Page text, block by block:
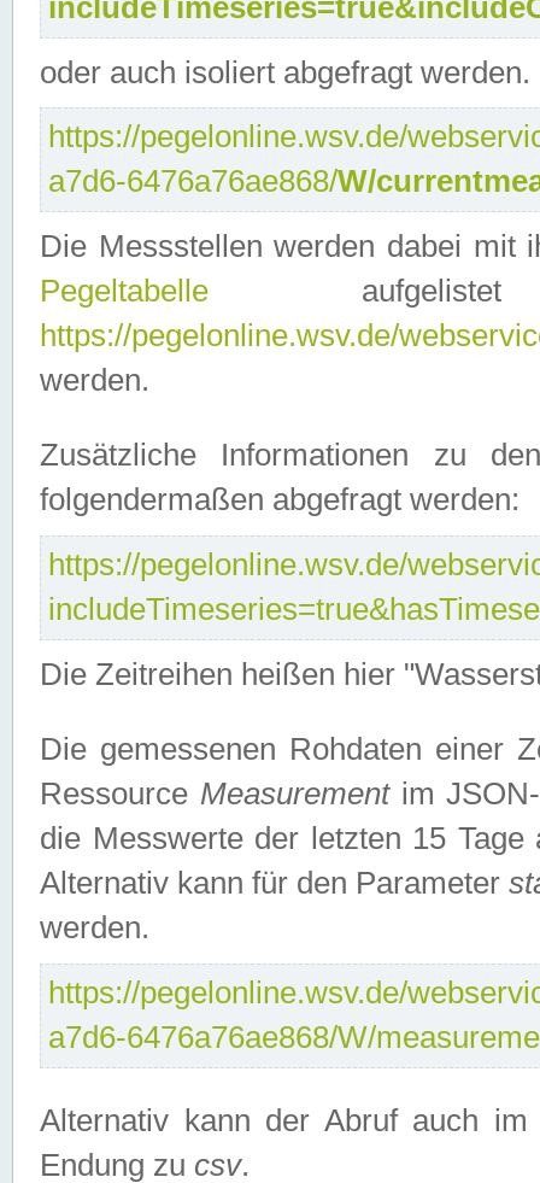
oder auch isoliert abgefragt werden.
https://pegelonline.wsv.de/
a7d6-6476a76ae868/W/
Die Messstellen werden dabei mit
Pegeltabelle
https://pegelonline.wsv.de/
werden.
Zusätzliche Informationen zu
folgendermaßen abgefragt werden:
https://pegelonline.wsv.de/
Die Zeitreihen heißen hier
Die gemessenen Rohdaten einer
Ressource Measurementim JSON-
die Messwerte der letzten 15
Alternativ kann für den Parameter
werden.
https://pegelonline.wsv.de/
a7d6-6476a76ae868/W/
Alternativ kann der Abruf auch
Endung zu csv.